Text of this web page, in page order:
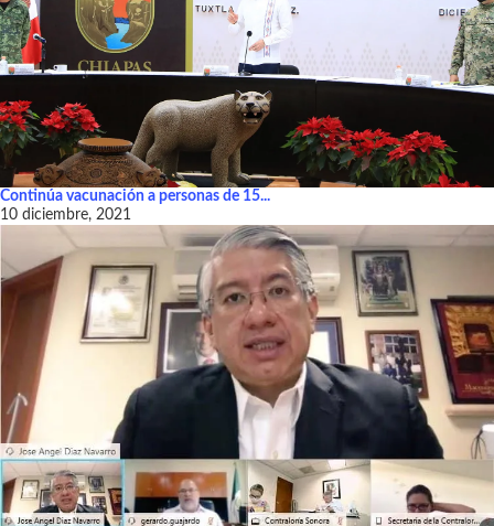
Continúa vacunación a personas de 15...
10 diciembre, 2021